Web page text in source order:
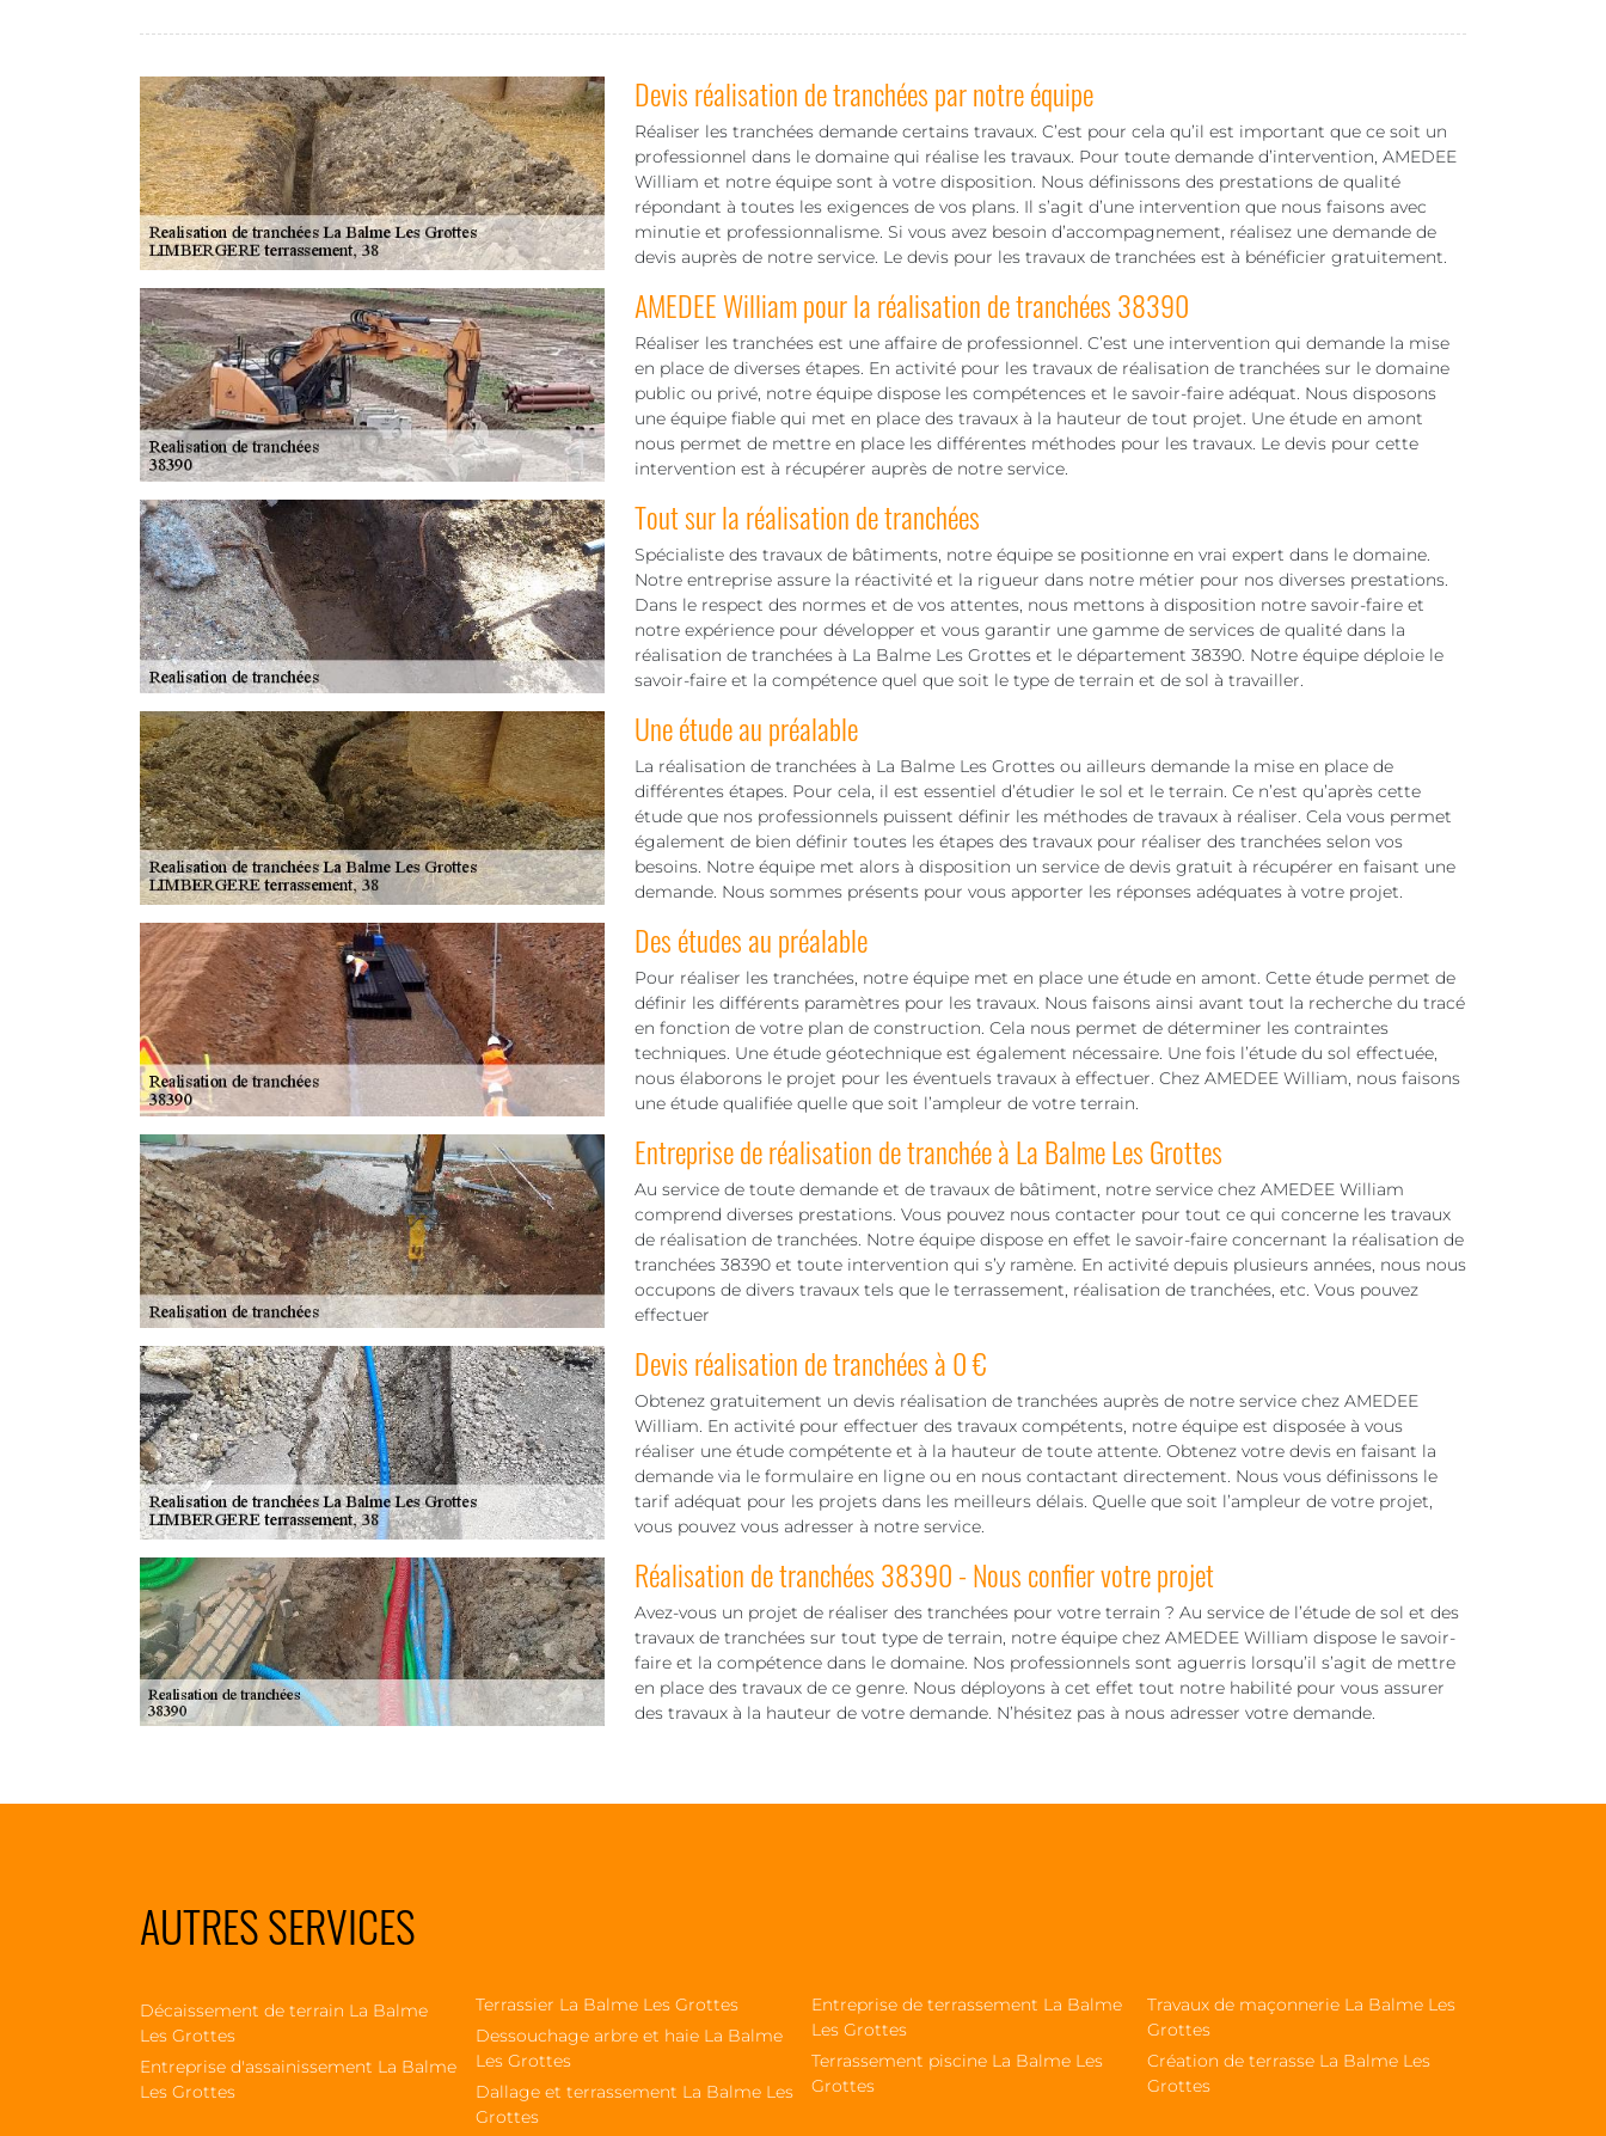
Devis réalisation de tranchées par notre équipe
Réaliser les tranchées demande certains travaux. C’est pour cela qu’il est important que ce soit un
professionnel dans le domaine qui réalise les travaux. Pour toute demande d’intervention, AMEDEE
William et notre équipe sont à votre disposition. Nous définissons des prestations de qualité
répondant à toutes les exigences de vos plans. Il s’agit d’une intervention que nous faisons avec
minutie et professionnalisme. Si vous avez besoin d’accompagnement, réalisez une demande de
devis auprès de notre service. Le devis pour les travaux de tranchées est à bénéficier gratuitement.
AMEDEE William pour la réalisation de tranchées 38390
Réaliser les tranchées est une affaire de professionnel. C’est une intervention qui demande la mise
en place de diverses étapes. En activité pour les travaux de réalisation de tranchées sur le domaine
public ou privé, notre équipe dispose les compétences et le savoir-faire adéquat. Nous disposons
une équipe fiable qui met en place des travaux à la hauteur de tout projet. Une étude en amont
nous permet de mettre en place les différentes méthodes pour les travaux. Le devis pour cette
intervention est à récupérer auprès de notre service.
Tout sur la réalisation de tranchées
Spécialiste des travaux de bâtiments, notre équipe se positionne en vrai expert dans le domaine.
Notre entreprise assure la réactivité et la rigueur dans notre métier pour nos diverses prestations.
Dans le respect des normes et de vos attentes, nous mettons à disposition notre savoir-faire et
notre expérience pour développer et vous garantir une gamme de services de qualité dans la
réalisation de tranchées à La Balme Les Grottes et le département 38390. Notre équipe déploie le
savoir-faire et la compétence quel que soit le type de terrain et de sol à travailler.
Une étude au préalable
La réalisation de tranchées à La Balme Les Grottes ou ailleurs demande la mise en place de
différentes étapes. Pour cela, il est essentiel d’étudier le sol et le terrain. Ce n’est qu’après cette
étude que nos professionnels puissent définir les méthodes de travaux à réaliser. Cela vous permet
également de bien définir toutes les étapes des travaux pour réaliser des tranchées selon vos
besoins. Notre équipe met alors à disposition un service de devis gratuit à récupérer en faisant une
demande. Nous sommes présents pour vous apporter les réponses adéquates à votre projet.
Des études au préalable
Pour réaliser les tranchées, notre équipe met en place une étude en amont. Cette étude permet de
définir les différents paramètres pour les travaux. Nous faisons ainsi avant tout la recherche du tracé
en fonction de votre plan de construction. Cela nous permet de déterminer les contraintes
techniques. Une étude géotechnique est également nécessaire. Une fois l’étude du sol effectuée,
nous élaborons le projet pour les éventuels travaux à effectuer. Chez AMEDEE William, nous faisons
une étude qualifiée quelle que soit l’ampleur de votre terrain.
Entreprise de réalisation de tranchée à La Balme Les Grottes
Au service de toute demande et de travaux de bâtiment, notre service chez AMEDEE William
comprend diverses prestations. Vous pouvez nous contacter pour tout ce qui concerne les travaux
de réalisation de tranchées. Notre équipe dispose en effet le savoir-faire concernant la réalisation de
tranchées 38390 et toute intervention qui s’y ramène. En activité depuis plusieurs années, nous nous
occupons de divers travaux tels que le terrassement, réalisation de tranchées, etc. Vous pouvez
effectuer
Devis réalisation de tranchées à 0 €
Obtenez gratuitement un devis réalisation de tranchées auprès de notre service chez AMEDEE
William. En activité pour effectuer des travaux compétents, notre équipe est disposée à vous
réaliser une étude compétente et à la hauteur de toute attente. Obtenez votre devis en faisant la
demande via le formulaire en ligne ou en nous contactant directement. Nous vous définissons le
tarif adéquat pour les projets dans les meilleurs délais. Quelle que soit l’ampleur de votre projet,
vous pouvez vous adresser à notre service.
Réalisation de tranchées 38390 - Nous confier votre projet
Avez-vous un projet de réaliser des tranchées pour votre terrain ? Au service de l’étude de sol et des
travaux de tranchées sur tout type de terrain, notre équipe chez AMEDEE William dispose le savoir-
faire et la compétence dans le domaine. Nos professionnels sont aguerris lorsqu’il s’agit de mettre
en place des travaux de ce genre. Nous déployons à cet effet tout notre habilité pour vous assurer
des travaux à la hauteur de votre demande. N’hésitez pas à nous adresser votre demande.
AUTRES SERVICES
Décaissement de terrain La Balme
Les Grottes
Entreprise d'assainissement La Balme
Les Grottes
Terrassier La Balme Les Grottes
Dessouchage arbre et haie La Balme
Les Grottes
Dallage et terrassement La Balme Les
Grottes
Entreprise de terrassement La Balme
Les Grottes
Terrassement piscine La Balme Les
Grottes
Travaux de maçonnerie La Balme Les
Grottes
Création de terrasse La Balme Les
Grottes